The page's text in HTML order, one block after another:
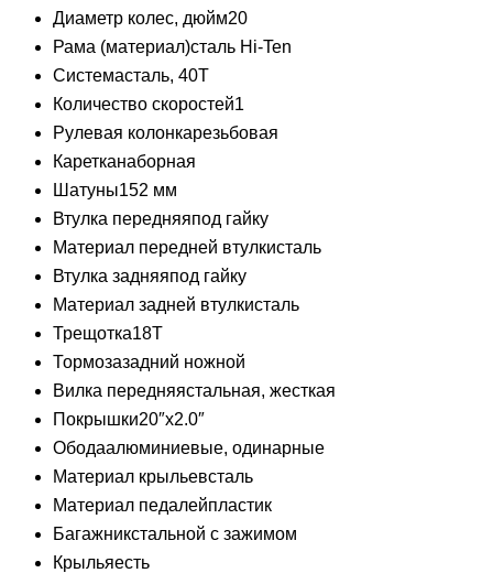
Диаметр колес, дюйм20
Рама (материал)сталь Hi-Ten
Системасталь, 40T
Количество скоростей1
Рулевая колонкарезьбовая
Каретканаборная
Шатуны152 мм
Втулка передняяпод гайку
Материал передней втулкисталь
Втулка задняяпод гайку
Материал задней втулкисталь
Трещотка18T
Тормозазадний ножной
Вилка передняяcтальная, жесткая
Покрышки20″x2.0″
Ободаалюминиевые, одинарные
Материал крыльевсталь
Материал педалейпластик
Багажникстальной с зажимом
Крыльяесть